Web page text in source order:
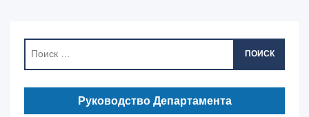
ПОИСК
Руководство Департамента